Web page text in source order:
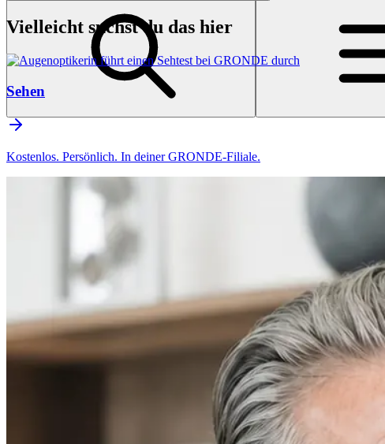
Vielleicht suchst du das hier
Sehen
Kostenlos. Persönlich. In deiner GRONDE-Filiale.